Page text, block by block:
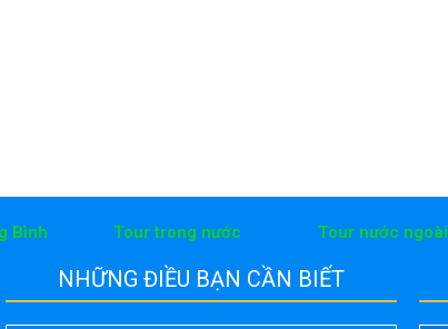
Bình Tour trong nước Tour nước ngoài
NHỮNG ĐIỀU BẠN CẦN BIẾT